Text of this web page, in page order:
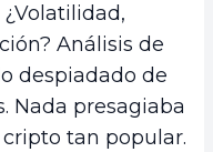
Análisis de
despiadado de
Nada presagiaba
tan popular.